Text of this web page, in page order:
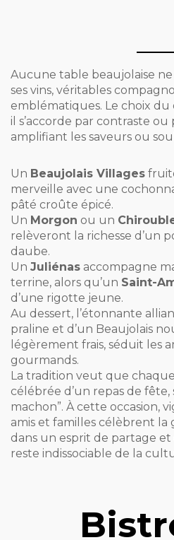
Aucune table beaujolaise
ses vins, véritables
emblématiques. Le choix du
il s’accorde par contraste ou
amplifiant les saveurs ou
Un Beaujolais Villages
merveille avec une
pâté croûte épicé.
Un Morgon ou un
relèveront la richesse d’un
daube.
Un Juliénas accompagne
terrine, alors qu’un Saint-
d’une rigotte jeune.
Au dessert, l’étonnante
praline et d’un Beaujolais
légèrement frais, séduit les
gourmands.
La tradition veut que
célébrée d’un repas de
machon”. À cette occasion,
amis et familles célèbrent la
dans un esprit de partage et
reste indissociable de la